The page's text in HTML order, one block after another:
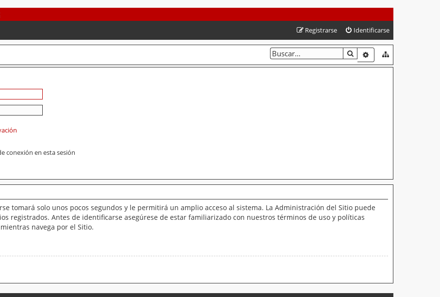
Identificarse
Registrarse
BUSCARBÚSQUEDA
conexión en esta sesión
tomará solo unos pocos segundos y le permitirá un amplio acceso al sistema. La Administración del Sitio puede
registrados. Antes de identificarse asegúrese de estar familiarizado con nuestros términos de uso y políticas
navega por el Sitio.